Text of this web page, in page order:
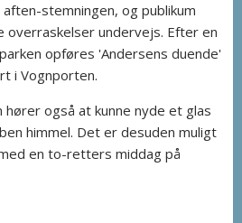
stemningen, og publikum
overraskelser undervejs. Efter en
opføres 'Andersens duende'
i Vognporten.
også at kunne nyde et glas
himmel. Det er desuden muligt
en to-retters middag på